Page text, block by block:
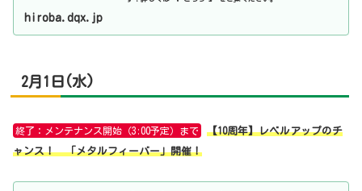
hiroba.dqx.jp
2月1日(水)
終了：メンテナンス開始（3:00予定）まで
【10周年】レベルアップのチ
ャンス！ 「メタルフィーバー」開催！